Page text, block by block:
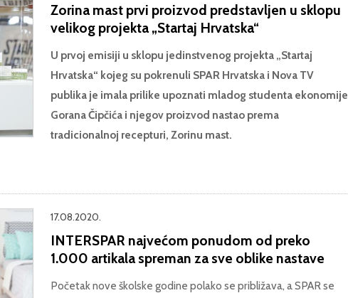
Zorina mast prvi proizvod predstavljen u sklopu
velikog projekta „Startaj Hrvatska“
U prvoj emisiji u sklopu jedinstvenog projekta „Startaj
Hrvatska“ kojeg su pokrenuli SPAR Hrvatska i Nova TV
publika je imala prilike upoznati mladog studenta ekonomije
Gorana Čipčića i njegov proizvod nastao prema
tradicionalnoj recepturi, Zorinu mast.
17.08.2020.
INTERSPAR najvećom ponudom od preko
1.000 artikala spreman za sve oblike nastave
Početak nove školske godine polako se približava, a SPAR se